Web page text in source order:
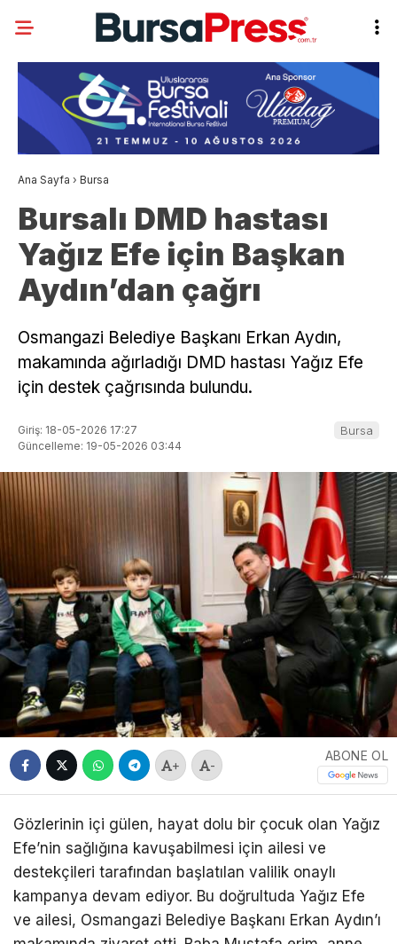
Ana Sayfa › Bursa
Bursalı DMD hastası
Yağız Efe için Başkan
Aydın’dan çağrı
Osmangazi Belediye Başkanı Erkan Aydın,
makamında ağırladığı DMD hastası Yağız Efe
için destek çağrısında bulundu.
Giriş: 18-05-2026 17:27
Güncelleme: 19-05-2026 03:44
Bursa
+ -
ABONE OL
Gözlerinin içi gülen, hayat dolu bir çocuk olan Yağız
Efe’nin sağlığına kavuşabilmesi için ailesi ve
destekçileri tarafından başlatılan valilik onaylı
kampanya devam ediyor. Bu doğrultuda Yağız Efe
ve ailesi, Osmangazi Belediye Başkanı Erkan Aydın’ı